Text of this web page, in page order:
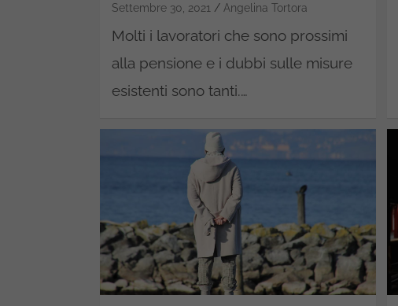
Settembre 30, 2021 Angelina Tortora
Molti i lavoratori che sono prossimi
alla pensione e i dubbi sulle misure
esistenti sono tanti.…